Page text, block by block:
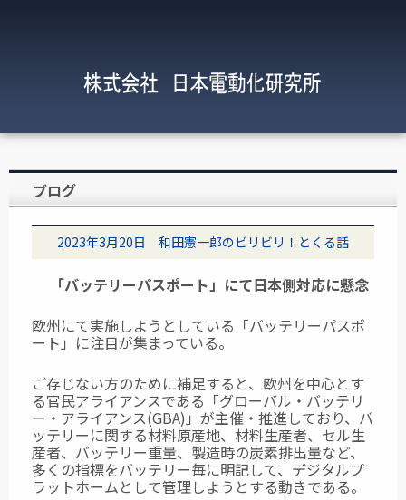
ブログ
2023年3月20日 和田憲一郎のビリビリ！とくる話
「バッテリーパスポート」にて日本側対応に懸念
欧州にて実施しようとしている「バッテリーパスポ
ート」に注目が集まっている。
ご存じない方のために補足すると、欧州を中心とす
る官民アライアンスである「グローバル・バッテリ
ー・アライアンス(GBA)」が主催・推進しており、バ
ッテリーに関する材料原産地、材料生産者、セル生
産者、バッテリー重量、製造時の炭素排出量など、
多くの指標をバッテリー毎に明記して、デジタルプ
ラットホームとして管理しようとする動きである。